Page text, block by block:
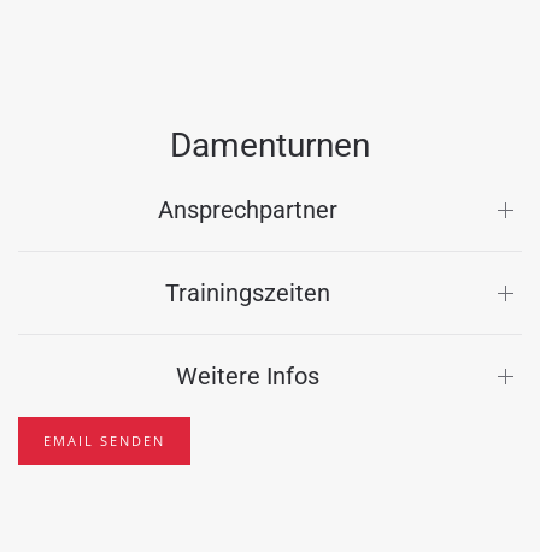
Damenturnen
Ansprechpartner
Trainingszeiten
Weitere Infos
EMAIL SENDEN